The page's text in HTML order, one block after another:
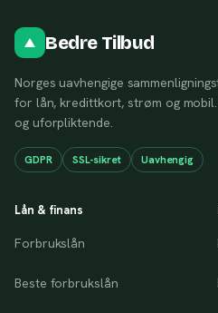
Bedre Tilbud
Norges uavhengige
for lån, kredittkort, strøm og
og uforpliktende.
GDPR SSL-sikret Uavhengig
Lån & finans
Forbrukslån
Beste forbrukslån